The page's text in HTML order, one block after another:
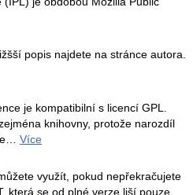
popis najdete na stránce autora.
je kompatibilní s licencí GPL.
knihovny, protože narozdíl
Více
využít, pokud nepřekračujete
která se od plné verze liší pouze